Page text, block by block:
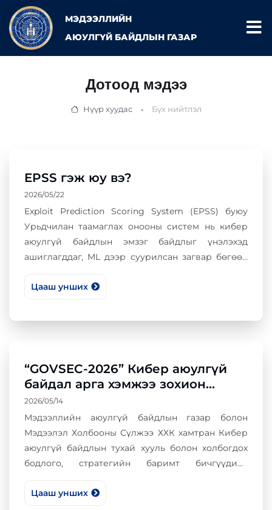
МЭДЭЭЛЛИЙН
АЮУЛГҮЙ БАЙДЛЫН ГАЗАР
Дотоод мэдээ
Нүүр хуудас Бүх нийтлэл
EPSS гэж юу вэ?
2026/05/22
Exploit Prediction Scoring System (EPSS) буюу
Урьдчилан таамаглах онооны систем нь кибер
аюулгүй байдлын эмзэг байдлыг үнэлэхэд
ашиглагддаг, ML дээр суурилсан загвар бөгөөд
бодитоор ашиглагдах магадлалыг тооцдог.
Цааш унших
“GOVSEC-2026” Кибер аюулгүй
байдал арга хэмжээ зохион
байгууллаа
2026/05/14
Мэдээллийн аюулгүй байдлын газар болон
Мэдээлэл Холбооны Сүлжээ ХХК хамтран Кибер
аюулгүй байдлын тухай хууль болон холбогдох
бодлого, стратегийн баримт бичгүүдийг
төрийн өмчит хуулийн этгээд болон төрийн
Цааш унших